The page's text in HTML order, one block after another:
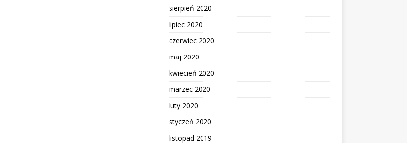
sierpień 2020
lipiec 2020
czerwiec 2020
maj 2020
kwiecień 2020
marzec 2020
luty 2020
styczeń 2020
listopad 2019